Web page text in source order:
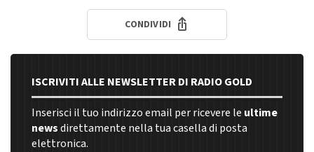
CONDIVIDI
ISCRIVITI ALLE NEWSLETTER DI RADIO GOLD
Inserisci il tuo indirizzo email per ricevere le ultime
newsdirettamente nella tua casella di posta
elettronica.